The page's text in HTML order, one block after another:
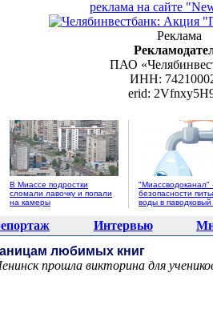
реклама на сайте
Реклама
ПАО
ИНН:
erid:
В Миассе подростки
сломали лавочку и попали
на камеры
"Миассводоканал"
безопасности
воды в
Интервью
любимых книг
прошла викторина для